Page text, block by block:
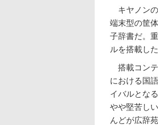
キヤノンの
端末型の筐
子辞書だ。
ルを搭載し
搭載コンテ
における国
イバルとな
やや堅苦し
んどが広辞